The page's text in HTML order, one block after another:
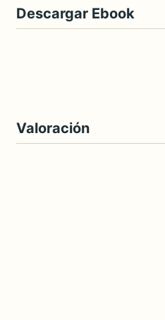
Descargar Ebook
Valoración